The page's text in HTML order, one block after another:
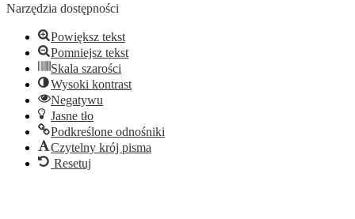
Narzędzia dostępności
Powiększ tekst
Pomniejsz tekst
Skala szarości
Wysoki kontrast
Negatywu
Jasne tło
Podkreślone odnośniki
Czytelny krój pisma
Resetuj